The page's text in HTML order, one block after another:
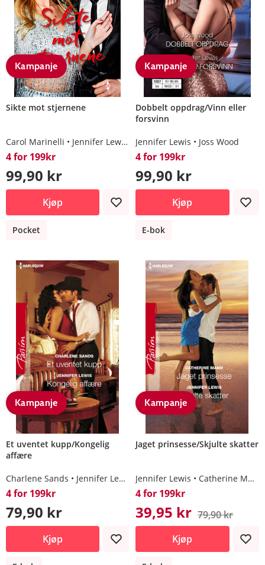
Kampanje
Sikte mot stjernene
Carol Marinelli Jennifer Lewis Carole Mortimer Louisa George
4 for 199kr
99,90 kr
Kjøp
Pocket
Kampanje
Dobbelt oppdrag/Vinn eller
forsvinn
Jennifer Lewis Joss Wood
4 for 199kr
99,90 kr
Kjøp
E-bok
Kampanje
Et uventet kupp/Kongelig
affære
Charlene Sands Jennifer Lewis
4 for 199kr
79,90 kr
Kjøp
Kampanje
Jaget prinsesse/Skjulte skatter
Jennifer Lewis Catherine Mann
4 for 199kr
39,95 kr 79,90 kr
Kjøp